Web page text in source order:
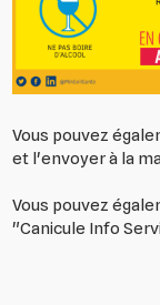
Vous pouvez
et l'envoyer à la
Vous pouvez
"Canicule Info